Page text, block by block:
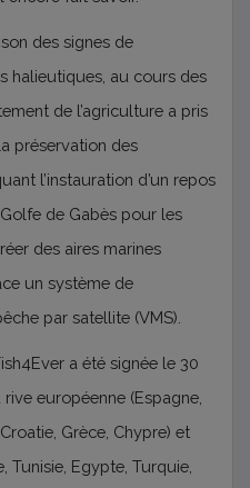
des signes de
halieutiques, au cours des
de l’agriculture a pris
préservation des
l’instauration d’un repos
de Gabès pour les
des aires marines
un système de
par satellite (VMS).
a été signée le 30
européenne (Espagne,
Grèce, Chypre) et
Tunisie, Egypte, Turquie,